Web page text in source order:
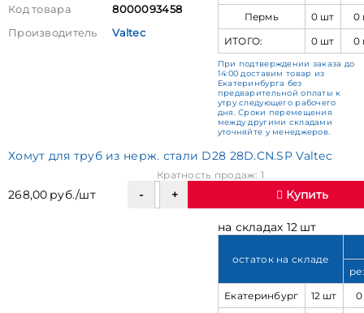
Код товара
8000093458
Производитель
Valtec
Пермь
0 шт
0
ИТОГО:
0 шт 0
При подтверждении заказа до
14:00 доставим товар из
Екатеринбурга без
предварительной оплаты к
утру следующего рабочего
дня. Сроки перемещения
между другими складами
уточняйте у менеджеров.
Хомут для труб из нерж. стали D28 28D.CN.SP Valtec
268,00 руб./шт
Кратность продаж: 1
Купить
на складах 12 шт
остаток на складе
Екатеринбург
12 шт